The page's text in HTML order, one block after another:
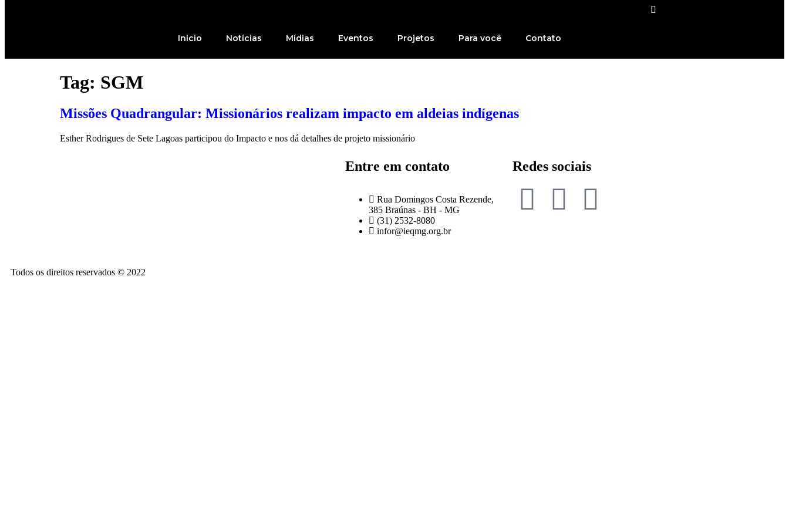
Inicio Notícias Mídias Eventos Projetos Para você Contato
Tag: SGM
Missões Quadrangular: Missionários realizam impacto em aldeias indígenas
Esther Rodrigues de Sete Lagoas participou do Impacto e nos dá detalhes de projeto missionário
Entre em contato
Rua Domingos Costa Rezende,
385 Braúnas - BH - MG
(31) 2532-8080
infor@ieqmg.org.br
Redes sociais
Todos os direitos reservados © 2022